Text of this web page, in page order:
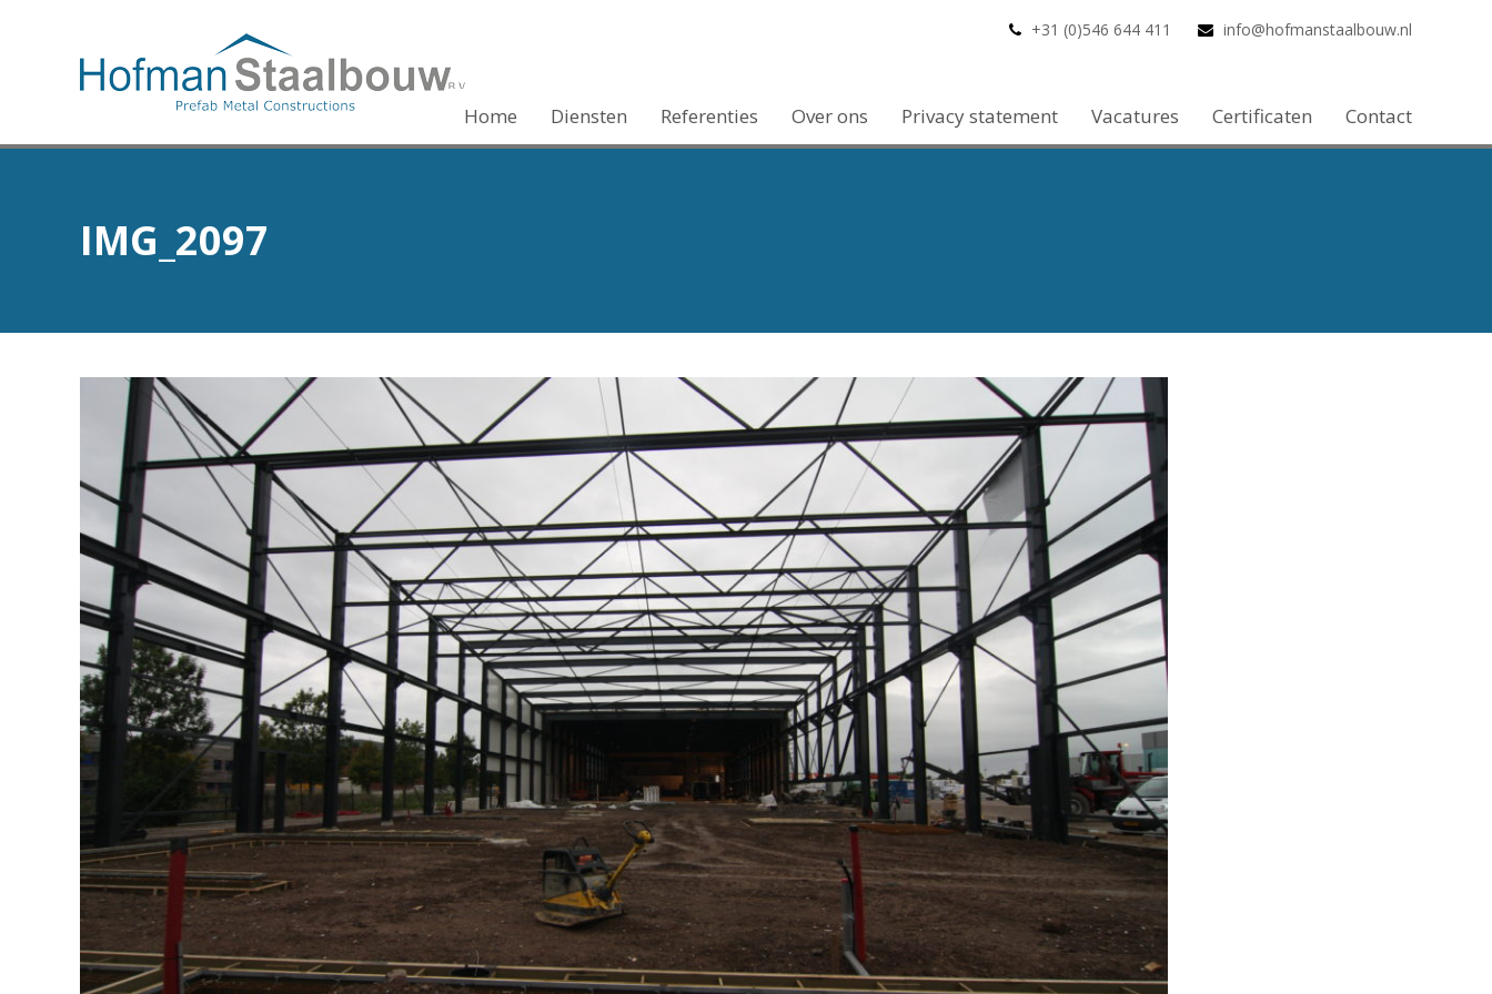
+31 (0)546 644 411 info@hofmanstaalbouw.nl
Home Diensten Referenties Over ons Privacy statement Vacatures Certificaten Contact
IMG_2097